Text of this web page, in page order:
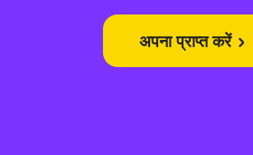
अपना प्राप्त करें